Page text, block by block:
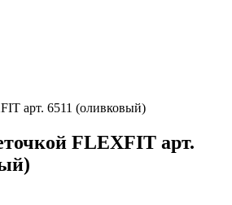
арт. 6511 (оливковый)
FLEXFIT арт.